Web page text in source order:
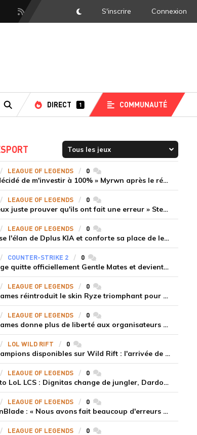
Flux RSS DarkMode
S'inscrire Connexion
RECHERCHE
DIRECT 1 COMMUNAUTÉ
LEAGUE OF LEGENDS 0commentaires
« J'ai décidé de m'investir à 100% » Myrwn après le réveil de Movistar KOI face à Fnatic
LEAGUE OF LEGENDS 0commentaires
« Je veux juste prouver qu'ils ont fait une erreur » Stend se confie sur son mercato chaotique et ses ambitions avec Shifters
LEAGUE OF LEGENDS 0commentaires
T1 brise l'élan de Dplus KIA et conforte sa place de leader en LCK 2026 Rounds 3-4
COUNTER-STRIKE 2 0commentaires
deLonge quitte officiellement Gentle Mates et devient agent libre
LEAGUE OF LEGENDS 0commentaires
Riot Games réintroduit le skin Ryze triomphant pour récompenser la scène amateur
LEAGUE OF LEGENDS 0commentaires
Riot Games donne plus de liberté aux organisateurs de tournois locaux sur League of Legends
LOL WILD RIFT 0commentaires
Les champions disponibles sur Wild Rift : l'arrivée de Cho'Gath
LEAGUE OF LEGENDS 0commentaires
Mercato LoL LCS : Dignitas change de jungler, Dardoch fait son retour en LCS, eXyu annonce sa retraite
LEAGUE OF LEGENDS 0commentaires
BrokenBlade : « Nous avons fait beaucoup d'erreurs bêtes, mais une victoire reste une victoire et c'est une chose dont on peut se réjouir »
LEAGUE OF LEGENDS 0commentaires